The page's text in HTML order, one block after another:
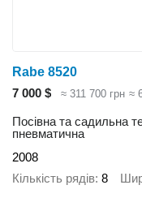
Rabe 8520
7 000 $
≈ 311 700 грн ≈
Посівна та садильна
пневматична
2008
Кількість рядів 8